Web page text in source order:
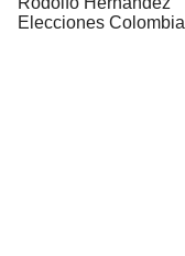
Elecciones Colombia